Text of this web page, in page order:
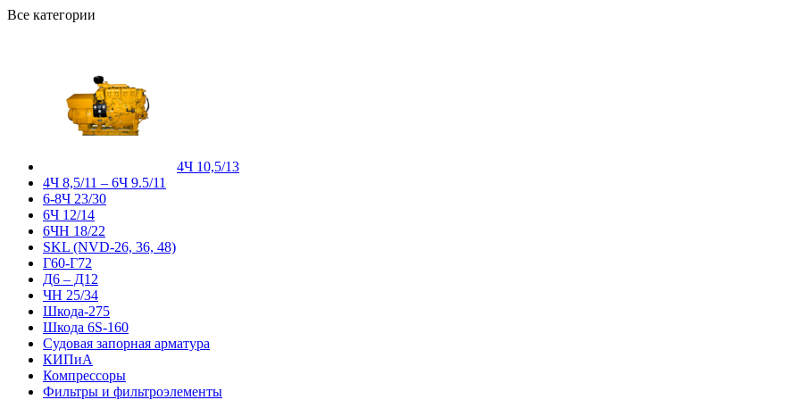
Все категории
4Ч 10,5/13
4Ч 8,5/11 – 6Ч 9.5/11
6-8Ч 23/30
6Ч 12/14
6ЧН 18/22
SKL (NVD-26, 36, 48)
Г60-Г72
Д6 – Д12
ЧН 25/34
Шкода-275
Шкода 6S-160
Судовая запорная арматура
КИПиА
Компрессоры
Фильтры и фильтроэлементы